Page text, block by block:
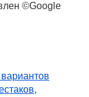
©Google